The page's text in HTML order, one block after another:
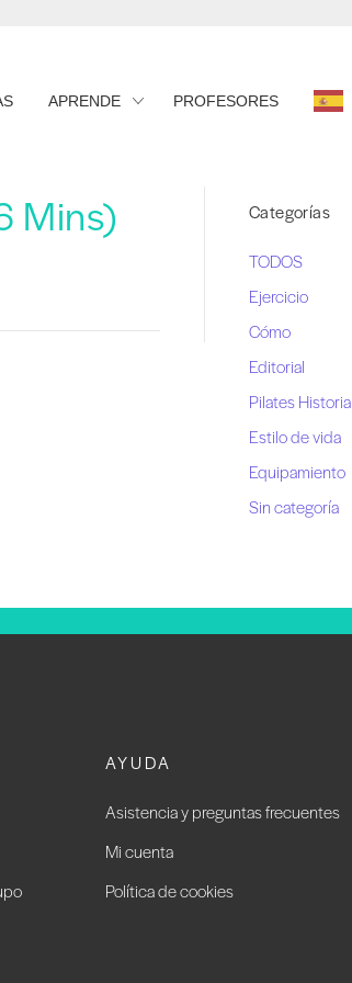
APRENDE PROFESORES
Mins) Categorías
TODOS
Ejercicio
Cómo
Editorial
Pilates Historia
Estilo de vida
Equipamiento
Sin categoría
AYUDA
Asistencia y preguntas frecuentes
Mi cuenta
Política de cookies